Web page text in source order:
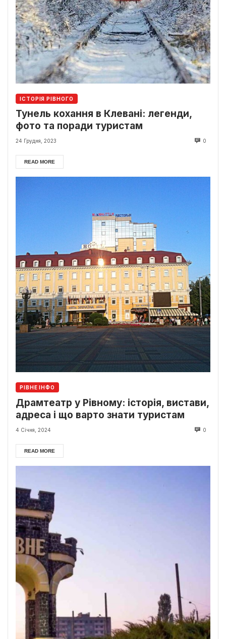
ІСТОРІЯ РІВНОГО
Тунель кохання в Клевані: легенди,
фото та поради туристам
24 Грудня, 2023 0
READ MORE
РІВНЕ ІНФО
Драмтеатр у Рівному: історія, вистави,
адреса і що варто знати туристам
4 Січня, 2024 0
READ MORE